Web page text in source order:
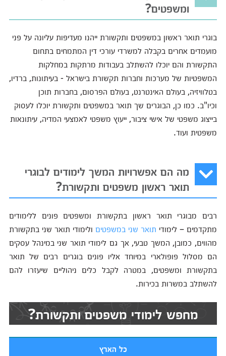
ומשפטים?
בוגרי תואר ראשון במשפטים ותקשורת ייהנו מעדיפות עליונה על פני
מועמדים אחרים בקבלה למשרדי עורכי דין המתמחים בתחום
התקשורת והם יוכלו להשתלב בעבודות מרתקות במחלקות
המשפטיות של מערכות וחברות תקשורת בישראל - בעיתונות, ברדיו,
בטלוויזיה, בעולם האינטרנט, בעולם הפרסום, בחברות תוכן
וכיו"ב. כמו כן, הבוגרים שך תואר במשפטים ותקשורת יוכלו לעסוק
בייצוג משפטי של אישי ציבור, ייעוץ משפטי לאמצעי המדיה, עיתונאות
משפטית ועוד.
מה הם אפשרויות המשך לימודים לבוגרי
תואר ראשון משפטים ותקשורת?
רבים מבוגרי תואר ראשון בתקשורת ומשפטים פונים ללימודים
מתקדמים – לימודי תואר שני במשפטים ולימודי תואר שני בתקשורת
מהווים, כמובן, המשך טבעי, אך גם לימודי תואר שני במינהל עסקים
הם מסלול פופולארי במיוחד אליו פונים בוגרים רבים של תואר
בתקשורת ומשפטים, במטרה לקבל כלים ניהוליים שיעזרו להם
להשתלב במשרות בכירות.
מחפש לימודי משפטים ותקשורת?
כל הארץ